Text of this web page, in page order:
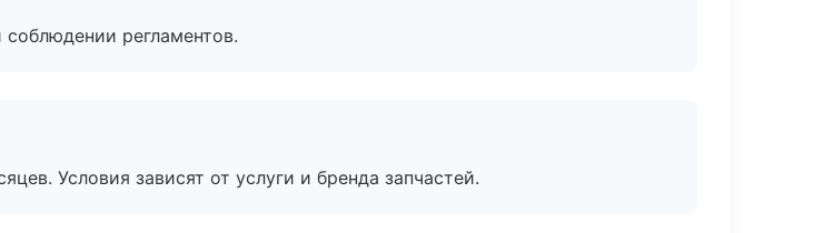
регламентов.
Условия зависят от услуги и бренда запчастей.